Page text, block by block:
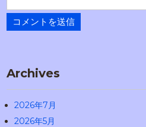
Archives
2026年7月
2026年5月